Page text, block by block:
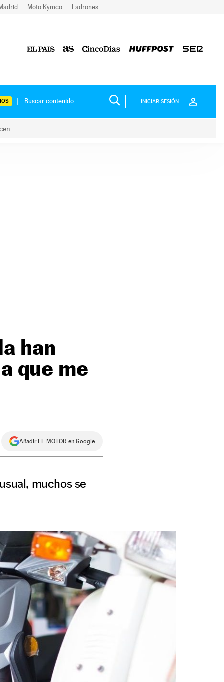
Moto Kymco Ladrones
INICIAR SESIÓN
han
que me
Añadir EL MOTOR en Google
muchos se